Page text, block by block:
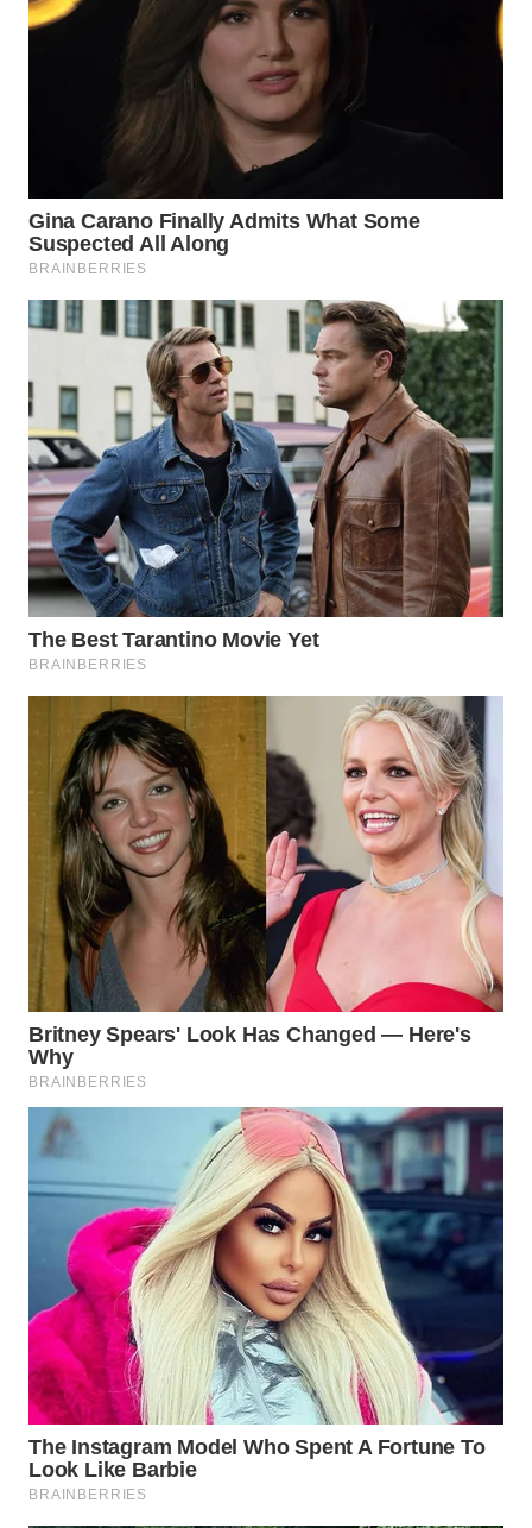
WN
KEPULAUAN
SERIBU
TANGERANG
WN
BINJAI
WN
CIREBON
WN
INDRAMAYU
WN
KUNINGAN
WN
MAJALENGKA
WN
SUBANG
WN
SUKABUMI
WN
PURWAKARTA
WN
PRIANGAN
TIMUR
WN
SEMARANG
WN
SOLO
WN
BOROBUDUR
WN